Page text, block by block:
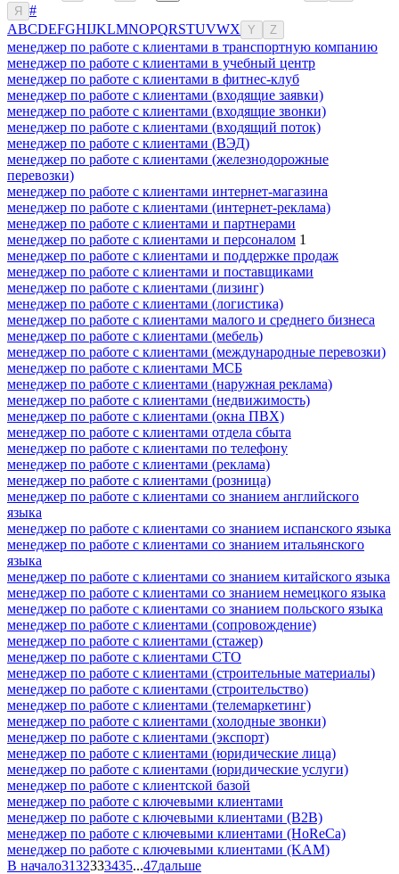
Я
#
ABCDEFGHIJKLMNOPQRSTUVWX Y Z
менеджер по работе с клиентами в транспортную компанию
менеджер по работе с клиентами в учебный центр
менеджер по работе с клиентами в фитнес-клуб
менеджер по работе с клиентами (входящие заявки)
менеджер по работе с клиентами (входящие звонки)
менеджер по работе с клиентами (входящий поток)
менеджер по работе с клиентами (ВЭД)
менеджер по работе с клиентами (железнодорожные
перевозки)
менеджер по работе с клиентами интернет-магазина
менеджер по работе с клиентами (интернет-реклама)
менеджер по работе с клиентами и партнерами
менеджер по работе с клиентами и персоналом 1
менеджер по работе с клиентами и поддержке продаж
менеджер по работе с клиентами и поставщиками
менеджер по работе с клиентами (лизинг)
менеджер по работе с клиентами (логистика)
менеджер по работе с клиентами малого и среднего бизнеса
менеджер по работе с клиентами (мебель)
менеджер по работе с клиентами (международные перевозки)
менеджер по работе с клиентами МСБ
менеджер по работе с клиентами (наружная реклама)
менеджер по работе с клиентами (недвижимость)
менеджер по работе с клиентами (окна ПВХ)
менеджер по работе с клиентами отдела сбыта
менеджер по работе с клиентами по телефону
менеджер по работе с клиентами (реклама)
менеджер по работе с клиентами (розница)
менеджер по работе с клиентами со знанием английского
языка
менеджер по работе с клиентами со знанием испанского языка
менеджер по работе с клиентами со знанием итальянского
языка
менеджер по работе с клиентами со знанием китайского языка
менеджер по работе с клиентами со знанием немецкого языка
менеджер по работе с клиентами со знанием польского языка
менеджер по работе с клиентами (сопровождение)
менеджер по работе с клиентами (стажер)
менеджер по работе с клиентами СТО
менеджер по работе с клиентами (строительные материалы)
менеджер по работе с клиентами (строительство)
менеджер по работе с клиентами (телемаркетинг)
менеджер по работе с клиентами (холодные звонки)
менеджер по работе с клиентами (экспорт)
менеджер по работе с клиентами (юридические лица)
менеджер по работе с клиентами (юридические услуги)
менеджер по работе с клиентской базой
менеджер по работе с ключевыми клиентами
менеджер по работе с ключевыми клиентами (B2B)
менеджер по работе с ключевыми клиентами (HoReCa)
менеджер по работе с ключевыми клиентами (KAM)
В начало3132333435...47дальше